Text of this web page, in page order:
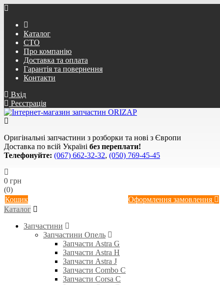
Каталог
СТО
Про компанію
Доставка та оплата
Гарантія та повернення
Контакти
Вхід
Реєстрація
Оригінальні запчастини з розборки та нові з Європи
Доставка по всій Україні без переплати!
Телефонуйте: (067) 662-32-32, (050) 769-45-45
0 грн
(0)
Кошик
Оформлення замовлення
Каталог
Запчастини
Запчастини Опель
Запчасти Astra G
Запчасти Astra H
Запчасти Astra J
Запчасти Combo C
Запчасти Corsa C